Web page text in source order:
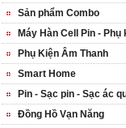
Sản phẩm Combo
Máy Hàn Cell Pin - Phụ
Phụ Kiện Âm Thanh
Smart Home
Pin - Sạc pin - Sạc ác
Đồng Hồ Vạn Năng